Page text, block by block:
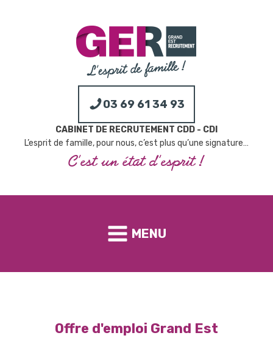
03 69 61 34 93
CABINET DE RECRUTEMENT CDD - CDI
L’esprit de famille, pour nous, c’est plus qu’une signature…
C’est un état d’esprit !
MENU
Offre d'emploi Grand Est